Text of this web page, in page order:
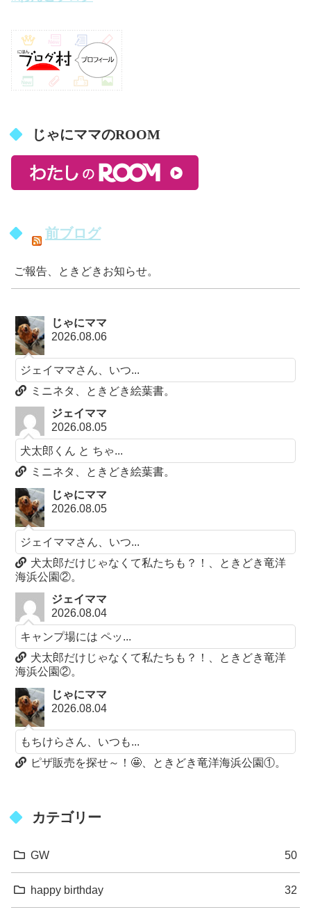
じゃにママのROOM
前ブログ
ご報告、ときどきお知らせ。
じゃにママ
2026.08.06
ジェイママさん、いつ...
ミニネタ、ときどき絵葉書。
ジェイママ
2026.08.05
犬太郎くん と ちゃ...
ミニネタ、ときどき絵葉書。
じゃにママ
2026.08.05
ジェイママさん、いつ...
犬太郎だけじゃなくて私たちも？！、ときどき竜洋
海浜公園②。
ジェイママ
2026.08.04
キャンプ場には ペッ...
犬太郎だけじゃなくて私たちも？！、ときどき竜洋
海浜公園②。
じゃにママ
2026.08.04
もちけらさん、いつも...
ピザ販売を探せ～！🤩、ときどき竜洋海浜公園①。
カテゴリー
GW 50
happy birthday 32